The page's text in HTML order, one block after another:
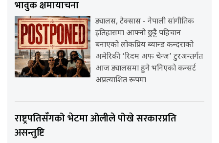
भावुक क्षमायाचना
ड्यालस, टेक्सास - नेपाली सांगीतिक
इतिहासमा आफ्नो छुट्टै पहिचान
बनाएको लोकप्रिय ब्यान्ड कन्दराको
अमेरिकी ‘रिदम अफ चेन्ज’ टुरअन्तर्गत
आज ड्यालसमा हुने भनिएको कन्सर्ट
अप्रत्याशित रूपमा
राष्ट्रपतिसँगको भेटमा ओलीले पोखे सरकारप्रति
असन्तुष्टि